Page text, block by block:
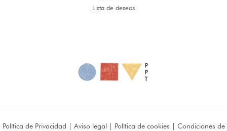
Lista de deseos
Política de Privacidad | Aviso legal| Política de cookies | Condiciones de